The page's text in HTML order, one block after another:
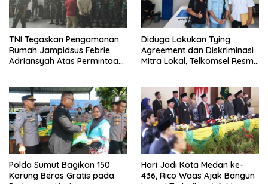
TNI Tegaskan Pengamanan
Rumah Jampidsus Febrie
Adriansyah Atas Permintaan
Diduga Lakukan Tying
Agreement dan Diskriminasi
Mitra Lokal, Telkomsel Resmi
Polda Sumut Bagikan 150
Karung Beras Gratis pada
Hari Jadi Kota Medan ke-
436, Rico Waas Ajak Bangun